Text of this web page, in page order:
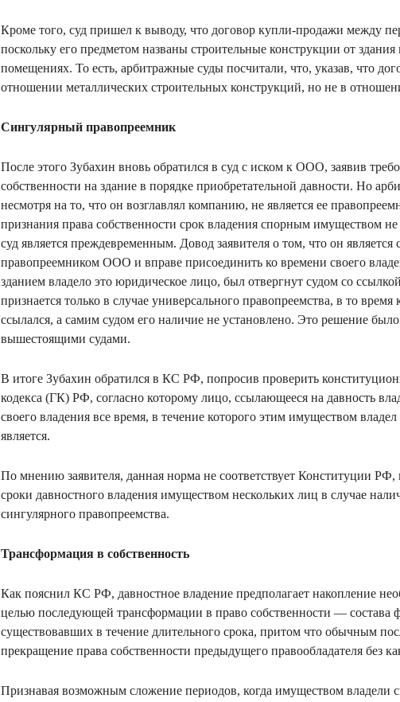
Кроме того, суд пришел к выводу, что договор купли-продажи между
поскольку его предметом названы строительные конструкции от
помещениях. То есть, арбитражные суды посчитали, что, указав, что
отношении металлических строительных конструкций, но не в
Сингулярный правопреемник
После этого Зубахин вновь обратился в суд с иском к ООО, заявив
собственности на здание в порядке приобретательной давности. Но
несмотря на то, что он возглавлял компанию, не является ее
признания права собственности срок владения спорным имуществом
суд является преждевременным. Довод заявителя о том, что он
правопреемником ООО и вправе присоединить ко времени своего
зданием владело это юридическое лицо, был отвергнут судом со
признается только в случае универсального правопреемства, в то
ссылался, а самим судом его наличие не установлено. Это решение
вышестоящими судами.
В итоге Зубахин обратился в КС РФ, попросив проверить
кодекса (ГК) РФ, согласно которому лицо, ссылающееся на давность
своего владения все время, в течение которого этим имуществом
является.
По мнению заявителя, данная норма не соответствует Конституции РФ,
сроки давностного владения имуществом нескольких лиц в случае
сингулярного правопреемства.
Трансформация в собственность
Как пояснил КС РФ, давностное владение предполагает накопление
целью последующей трансформации в право собственности — состава
существовавших в течение длительного срока, притом что обычным
прекращение права собственности предыдущего правообладателя без
Признавая возможным сложение периодов, когда имуществом владели